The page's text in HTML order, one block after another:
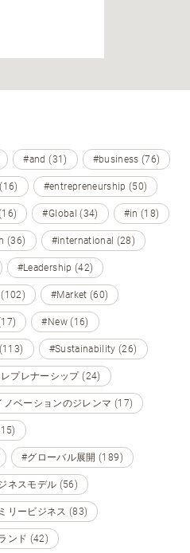
#and (31) #business (76)
#entrepreneurship (50)
#Global (34) #in (18)
(36) #international (28)
#Leadership (42)
#Market (60)
#New (16)
#Sustainability (26)
プレナーシップ (24)
ノベーションのジレンマ (17)
#グローバル展開 (189)
ネスモデル (56)
リービジネス (83)
ンド (42)